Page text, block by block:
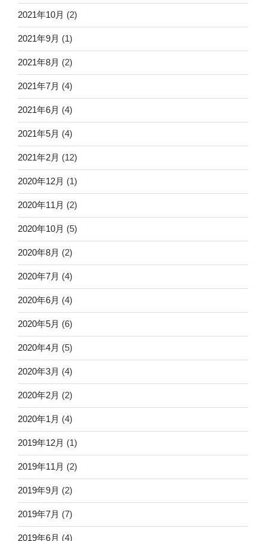
2021年10月 (2)
2021年9月 (1)
2021年8月 (2)
2021年7月 (4)
2021年6月 (4)
2021年5月 (4)
2021年2月 (12)
2020年12月 (1)
2020年11月 (2)
2020年10月 (5)
2020年8月 (2)
2020年7月 (4)
2020年6月 (4)
2020年5月 (6)
2020年4月 (5)
2020年3月 (4)
2020年2月 (2)
2020年1月 (4)
2019年12月 (1)
2019年11月 (2)
2019年9月 (2)
2019年7月 (7)
2019年6月 (4)